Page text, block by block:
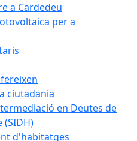
a Cardedeu
per a
ciutadania
en Deutes de
(SIDH)
d'habitatges